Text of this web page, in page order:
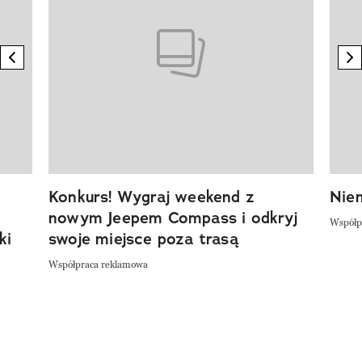
previous element
Konkurs! Wygraj weekend z
nowym Jeepem Compass i odkryj
swoje miejsce poza trasą
Współpraca reklamowa